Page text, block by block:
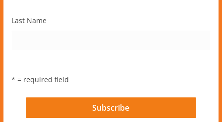
Last Name
* = required field